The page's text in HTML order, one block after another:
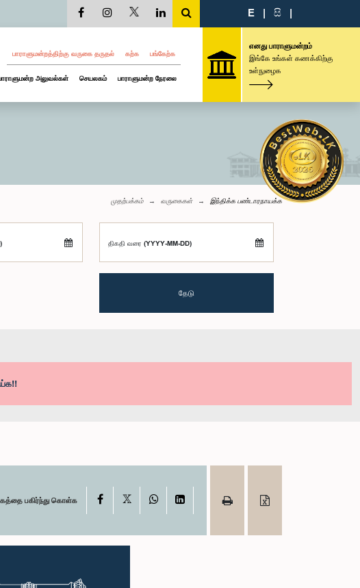
E | සි |
பாராளுமன்றத்திற்கு வருகை தருதல் கற்க பங்கேற்க
அலுவல்கள் செயலகம் பாராளுமன்ற நேரலை
எனது பாராளுமன்றம்
இங்கே உங்கள் கணக்கிற்கு
உள்நுழைக
முதற்பக்கம் வருகைகள் இந்திக்க பண்டாரநாயக்க
திகதி வரை (YYYY-MM-DD)
தேடு
பகிர்ந்து கொள்க Facebook WhatsAppLinkedIn